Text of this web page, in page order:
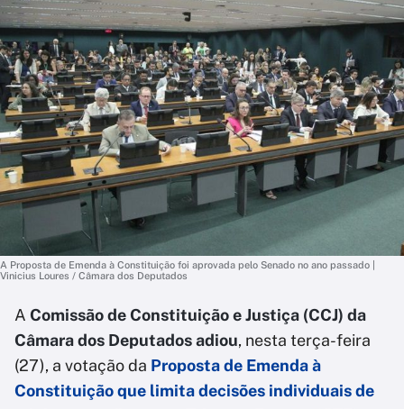
A Proposta de Emenda à Constituição foi aprovada pelo Senado no ano passado |
Vinicius Loures / Câmara dos Deputados
A Comissão de Constituição e Justiça (CCJ) da
Câmara dos Deputados adiou, nesta terça-feira
(27), a votação da Proposta de Emenda à
Constituição que limita decisões individuais de